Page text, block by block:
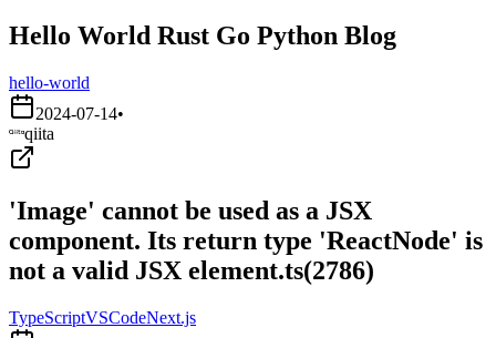
Hello World Rust Go Python Blog
hello-world
2024-07-14•
qiita
'Image' cannot be used as a JSX
component. Its return type 'ReactNode' is
not a valid JSX element.ts(2786)
TypeScriptVSCodeNext.js